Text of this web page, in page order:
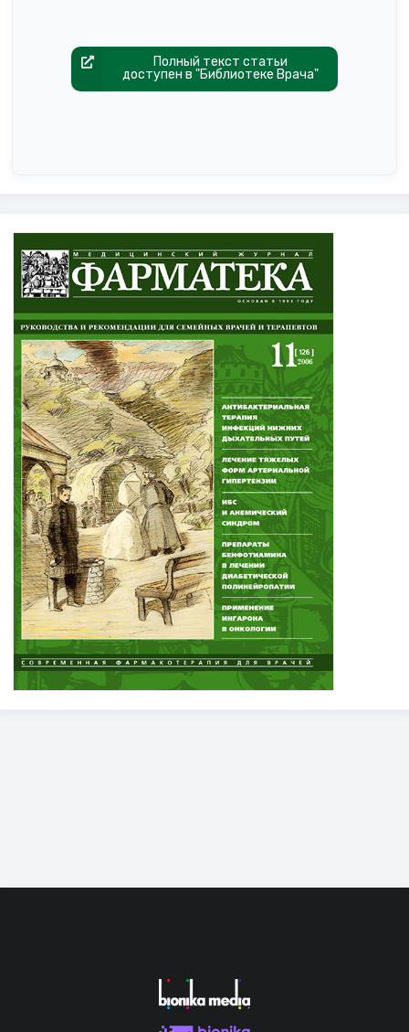
Полный текст статьи
доступен в "Библиотеке Врача"